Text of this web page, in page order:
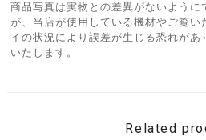
商品写真は実物との差異がないように
が、当店が使用している機材やご覧い
イの状況により誤差が生じる恐れが
いたします。
Related